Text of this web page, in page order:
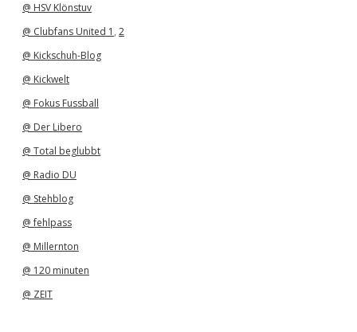
@ HSV Klönstuv
@ Clubfans United 1 , 2
@ Kickschuh-Blog
@ Kickwelt
@ Fokus Fussball
@ Der Libero
@ Total beglubbt
@ Radio DU
@ Stehblog
@ fehlpass
@ Millernton
@ 120 minuten
@ ZEIT